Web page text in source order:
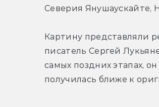
Северия Янушаускайте,
Картину представляли
писатель Сергей
самых поздних этапах,
получилась ближе к